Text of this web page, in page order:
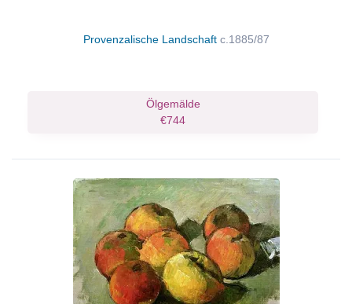
Provenzalische Landschaft c.1885/87
Ölgemälde
€744